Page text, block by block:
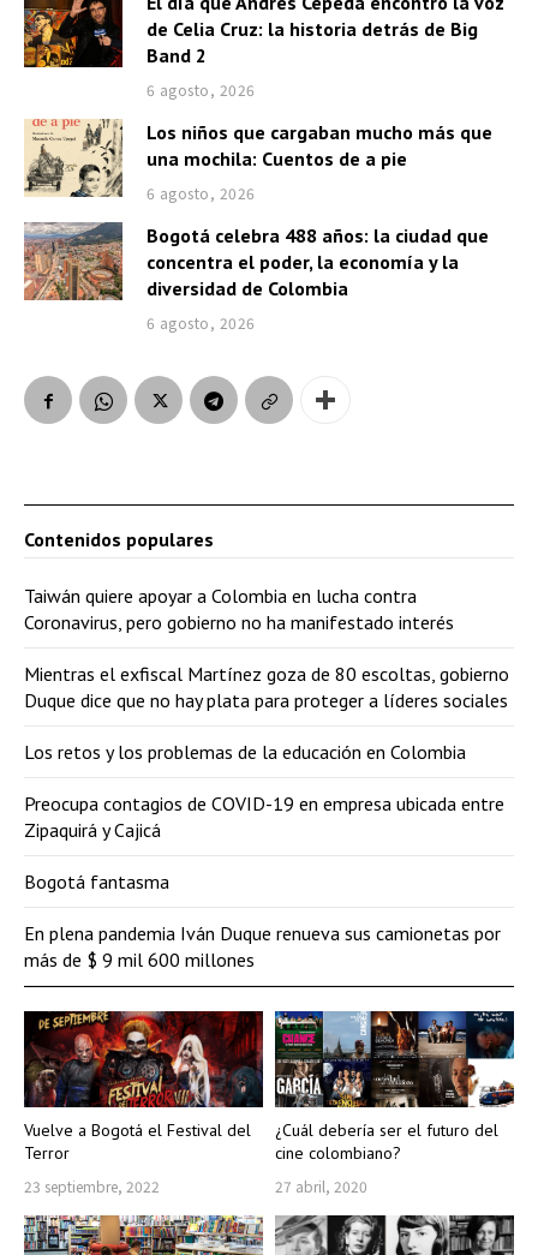
de Celia Cruz: la historia detrás de Big
Band 2
6 agosto, 2026
Los niños que cargaban mucho más que
una mochila: Cuentos de a pie
6 agosto, 2026
Bogotá celebra 488 años: la ciudad que
concentra el poder, la economía y la
diversidad de Colombia
6 agosto, 2026
Vuelve a Bogotá el Festival del
Terror
23 septiembre, 2022
¿Cuál debería ser el futuro del
cine colombiano?
27 abril, 2020
Contenidos populares
Taiwán quiere apoyar a Colombia en lucha contra
Coronavirus, pero gobierno no ha manifestado interés
Mientras el exfiscal Martínez goza de 80 escoltas, gobierno
Duque dice que no hay plata para proteger a líderes sociales
Los retos y los problemas de la educación en Colombia
Preocupa contagios de COVID-19 en empresa ubicada entre
Zipaquirá y Cajicá
Bogotá fantasma
En plena pandemia Iván Duque renueva sus camionetas por
más de $ 9 mil 600 millones